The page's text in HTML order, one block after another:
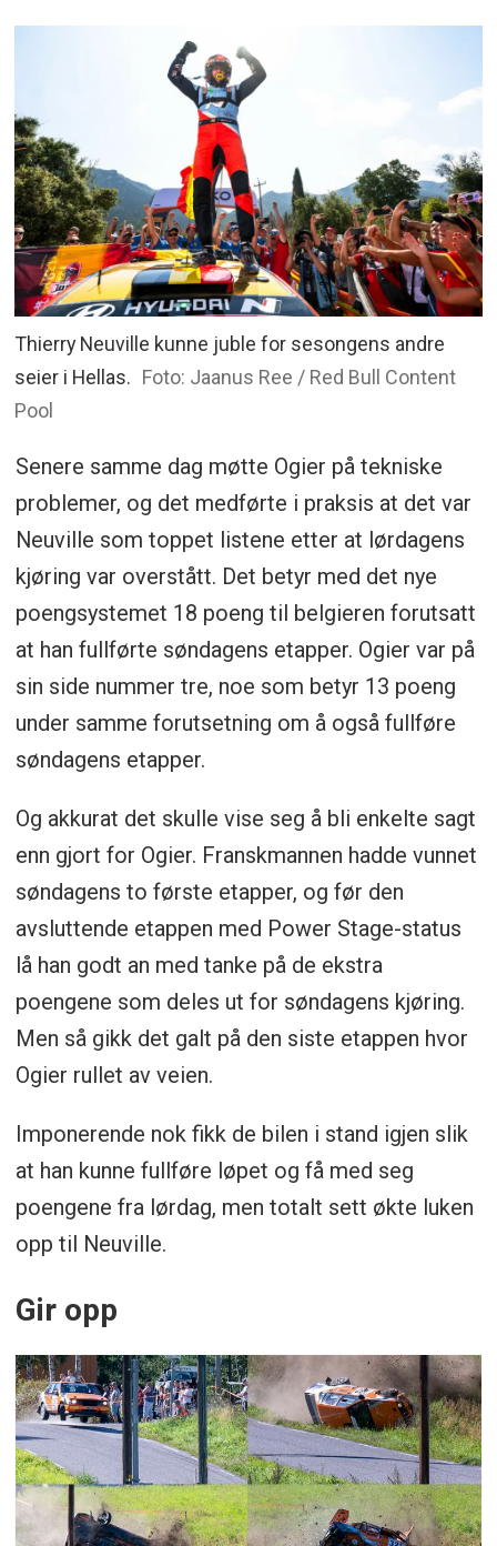
Thierry Neuville kunne juble for sesongens andre
seier i Hellas. Foto: Jaanus Ree / Red Bull Content
Pool
Senere samme dag møtte Ogier på tekniske
problemer, og det medførte i praksis at det var
Neuville som toppet listene etter at lørdagens
kjøring var overstått. Det betyr med det nye
poengsystemet 18 poeng til belgieren forutsatt
at han fullførte søndagens etapper. Ogier var på
sin side nummer tre, noe som betyr 13 poeng
under samme forutsetning om å også fullføre
søndagens etapper.
Og akkurat det skulle vise seg å bli enkelte sagt
enn gjort for Ogier. Franskmannen hadde vunnet
søndagens to første etapper, og før den
avsluttende etappen med Power Stage-status
lå han godt an med tanke på de ekstra
poengene som deles ut for søndagens kjøring.
Men så gikk det galt på den siste etappen hvor
Ogier rullet av veien.
Imponerende nok fikk de bilen i stand igjen slik
at han kunne fullføre løpet og få med seg
poengene fra lørdag, men totalt sett økte luken
opp til Neuville.
Gir opp